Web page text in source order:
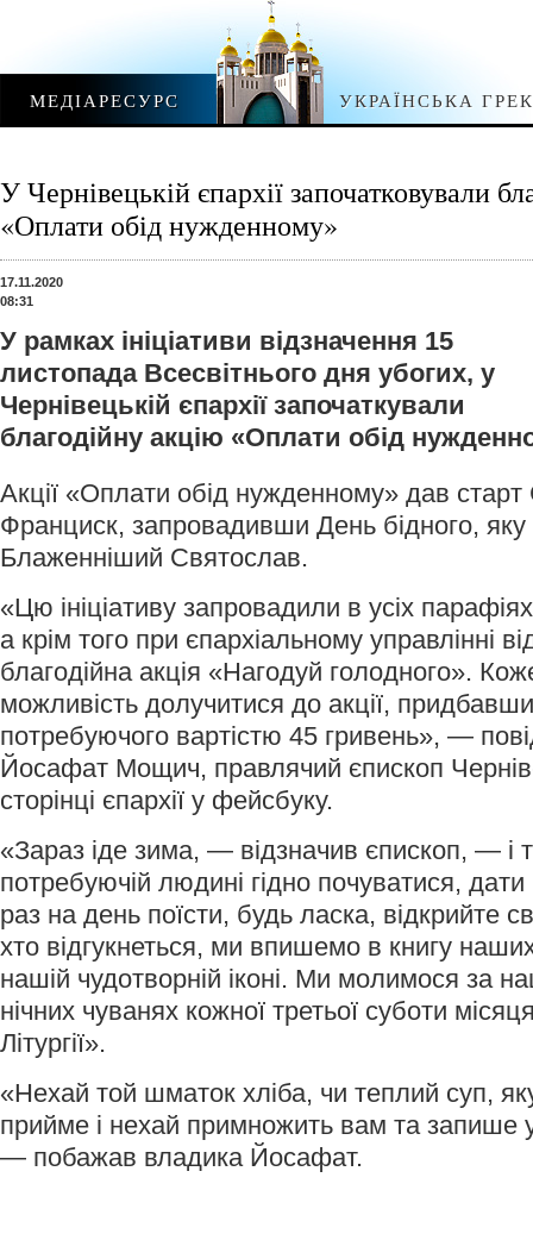
МЕДІАРЕСУРС УКРАЇНСЬКА
У Чернівецькій єпархії започатковували
«Оплати обід нужденному»
17.11.2020
08:31
У рамках ініціативи відзначення 15
листопада Всесвітнього дня убогих, у
Чернівецькій єпархії започаткували
благодійну акцію «Оплати обід
Акції «Оплати обід нужденному» дав
Франциск, запровадивши День бідного, яку
Блаженніший Святослав.
«Цю ініціативу запровадили в усіх
а крім того при єпархіальному управлінні
благодійна акція «Нагодуй голодного».
можливість долучитися до акції,
потребуючого вартістю 45 гривень», —
Йосафат Мощич, правлячий єпископ
сторінці єпархії у фейсбуку.
«Зараз іде зима, — відзначив єпископ, — і
потребуючій людині гідно почуватися,
раз на день поїсти, будь ласка, відкрийте
хто відгукнеться, ми впишемо в книгу
нашій чудотворній іконі. Ми молимося за
нічних чуванях кожної третьої суботи
Літургії».
«Нехай той шматок хліба, чи теплий суп,
прийме і нехай примножить вам та запише
— побажав владика Йосафат.